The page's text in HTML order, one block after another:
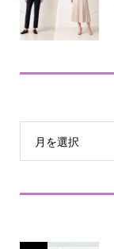
月を選択